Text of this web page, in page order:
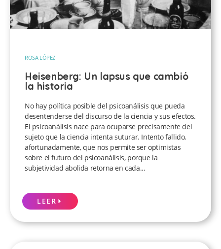
ROSA LÓPEZ
Heisenberg: Un lapsus que cambió
la historia
No hay política posible del psicoanálisis que pueda
desentenderse del discurso de la ciencia y sus efectos.
El psicoanálisis nace para ocuparse precisamente del
sujeto que la ciencia intenta suturar. Intento fallido,
afortunadamente, que nos permite ser optimistas
sobre el futuro del psicoanálisis, porque la
subjetividad abolida retorna en cada...
LEER